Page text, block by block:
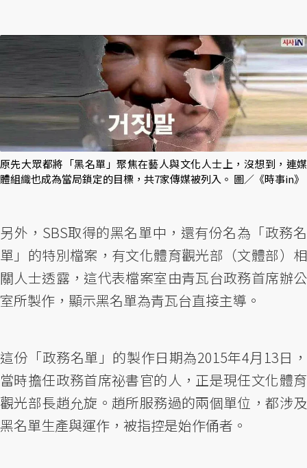
原先大眾都將「黑名單」聚焦在藝人與文化人士上，沒想到，連媒
體組織也成為當局鎖定的目標，共7家傳媒被列入。 圖／《時事in》
另外，SBS取得的黑名單中，還有份名為「政務名
單」的特別檔案，有文化體育觀光部（文體部）相
關人士透露，這代表檔案室由青瓦台政務首席辦公
室所製作，顯示黑名單為青瓦台直接主導。
這份「政務名單」的製作日期為2015年4月13日，
當時擔任政務首席祕書官的人，正是現任文化體育
觀光部長趙允旋。趙所服務過的兩個單位，都涉及
黑名單生產與運作，被指控是始作俑者。